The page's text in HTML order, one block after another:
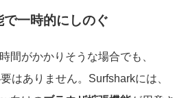
一時的にしのぐ
間がかかりそうな場合でも、
はありません。Surfsharkには、